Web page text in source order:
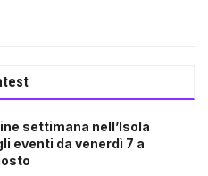
settimana nell’Isola
eventi da venerdì 7 a